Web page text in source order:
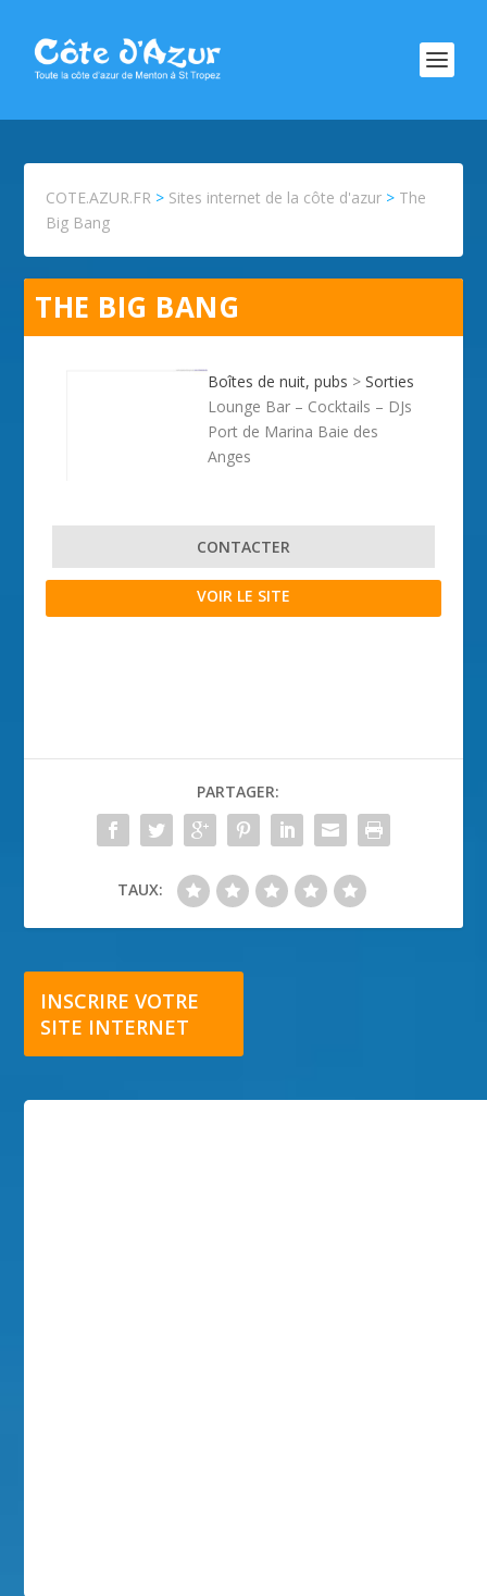
COTE.AZUR.FR > Sites internet de la côte d'azur > The
Big Bang
THE BIG BANG
Boîtes de nuit, pubs >Sorties
Lounge Bar – Cocktails – DJs
Port de Marina Baie des
Anges
CONTACTER
VOIR LE SITE
PARTAGER:
TAUX:
INSCRIRE VOTRE
SITE INTERNET